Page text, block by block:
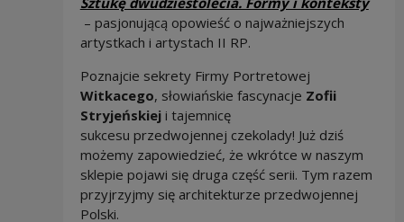
Note, the link will open in a new window
– pasjonującą opowieść o najważniejszych
artystkach i artystach II RP.
Poznajcie sekrety Firmy Portretowej
Witkacego, słowiańskie fascynacje Zofii
Stryjeńskiej i tajemnicę
sukcesu przedwojennej czekolady! Już dziś
możemy zapowiedzieć, że wkrótce w naszym
sklepie pojawi się druga część serii. Tym razem
przyjrzyjmy się architekturze przedwojennej
Polski.